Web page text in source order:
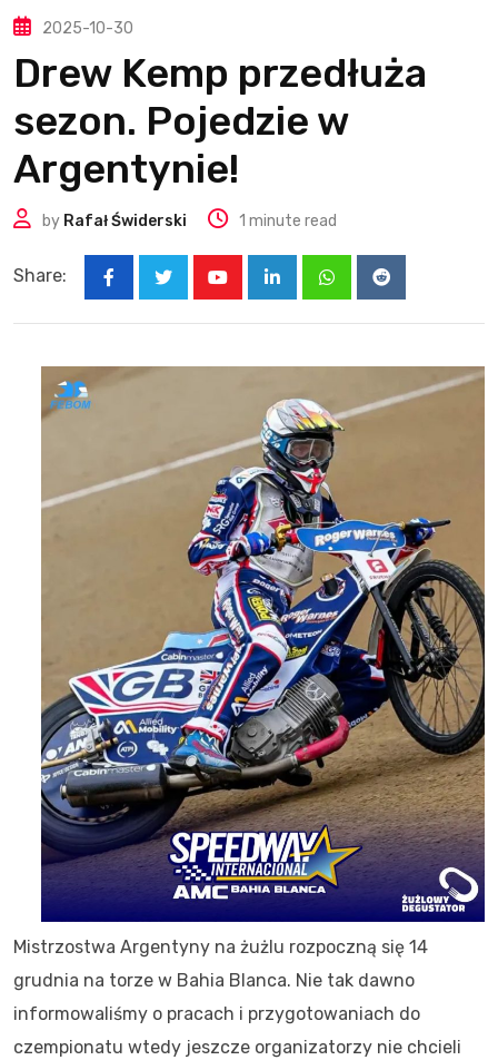
2025-10-30
Drew Kemp przedłuża
sezon. Pojedzie w
Argentynie!
by Rafał Świderski 1 minute read
Share:
LinkedInWhatsappReddit
Mistrzostwa Argentyny na żużlu rozpoczną się 14
grudnia na torze w Bahia Blanca. Nie tak dawno
informowaliśmy o pracach i przygotowaniach do
czempionatu wtedy jeszcze organizatorzy nie chcieli